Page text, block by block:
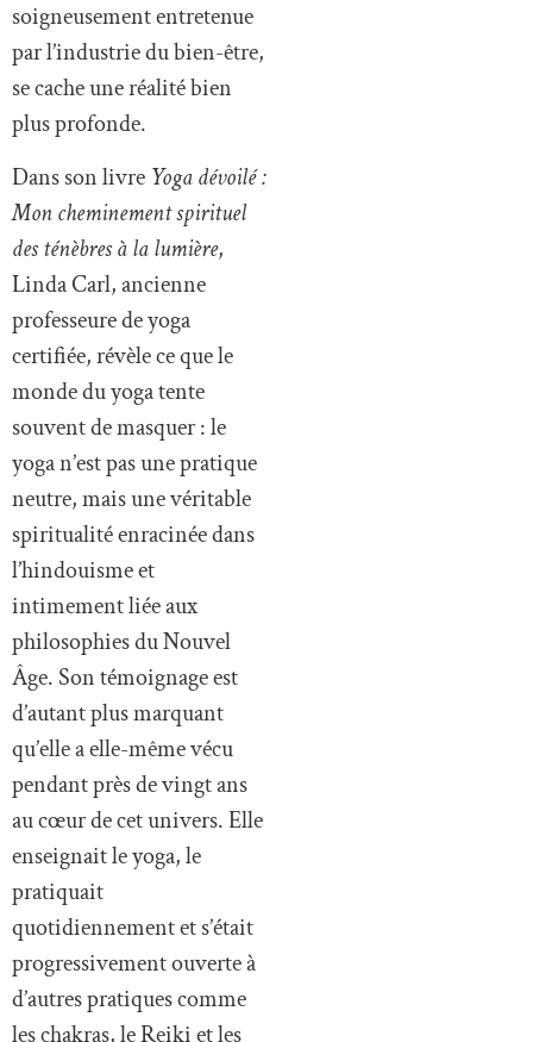
soigneusement entretenue
par l’industrie du bien-être,
se cache une réalité bien
plus profonde.
Dans son livre Yoga dévoilé :
Mon cheminement spirituel
des ténèbres à la lumière,
Linda Carl, ancienne
professeure de yoga
certifiée, révèle ce que le
monde du yoga tente
souvent de masquer : le
yoga n’est pas une pratique
neutre, mais une véritable
spiritualité enracinée dans
l’hindouisme et
intimement liée aux
philosophies du Nouvel
Âge. Son témoignage est
d’autant plus marquant
qu’elle a elle-même vécu
pendant près de vingt ans
au cœur de cet univers. Elle
enseignait le yoga, le
pratiquait
quotidiennement et s’était
progressivement ouverte à
d’autres pratiques comme
les chakras, le Reiki et les